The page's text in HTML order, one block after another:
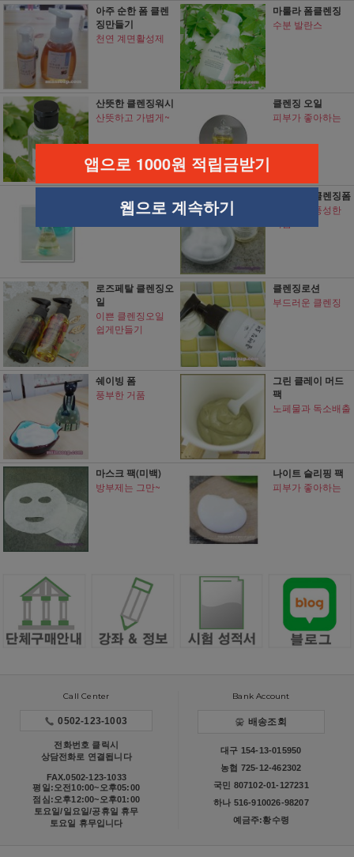
아주 순한 폼 클렌
징만들기
천연 계면활성제
마룰라 폼클렌징
수분 발란스
산뜻한 클렌징워시
산뜻하고 가볍게~
클렌징 오일
피부가 좋아하는
피부가 좋아하는
애플워시 클렌징폼
부드럽고 풍성한
로즈페탈 클렌징오
일
이쁜 클렌징오일
쉽게만들기
클렌징로션
부드러운 클렌징
쉐이빙 폼
풍부한 거품
그린 클레이 머드
팩
노페물과 독소배출
마스크 팩(미백)
방부제는 그만~
나이트 슬리핑 팩
피부가 좋아하는
Call Center
0502-123-1003
전화번호 클릭시
상담전화로 연결됩니다
FAX.0502-123-1033
평일:오전10:00~오후05:00
점심:오후12:00~오후01:00
토요일/일요일/공휴일 휴무
토요일 휴무입니다
Bank Account
배송조회
대구 154-13-015950
농협 725-12-462302
국민 807102-01-127231
하나 516-910026-98207
예금주:황수령
앱으로 1000원 적립금받기
웹으로 계속하기